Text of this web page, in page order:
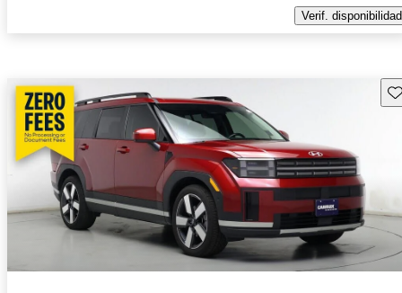
Verif. disponibilidad